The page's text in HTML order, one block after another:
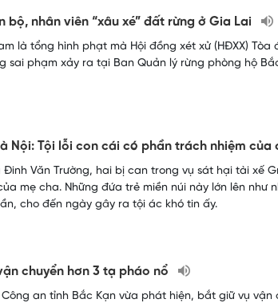
bộ, nhân viên “xâu xé” đất rừng ở Gia Lai
là tổng hình phạt mà Hội đồng xét xử (HĐXX)
sai phạm xảy ra tại Ban Quản lý rừng phòng hộ
Nội: Tội lỗi con cái có phần trách nhiệm của
Đinh Văn Trường, hai bị can trong vụ sát hại tài xế
mẹ cha. Những đứa trẻ miền núi này lớn lên như
cho đến ngày gây ra tội ác khó tin ấy.
chuyển hơn 3 tạ pháo nổ
an tỉnh Bắc Kạn vừa phát hiện, bắt giữ vụ